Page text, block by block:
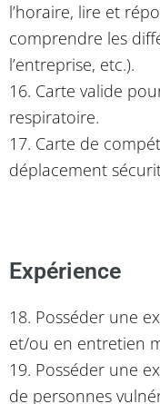
l’horaire, lire et
comprendre les
l’entreprise, etc.).
16. Carte valide
respiratoire.
17. Carte de
déplacement
Expérience
18. Posséder une
et/ou en entretien
19. Posséder une
de personnes